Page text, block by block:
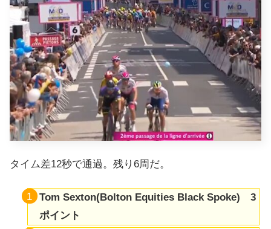
タイム差12秒で通過。残り6周だ。
Tom Sexton(Bolton Equities Black Spoke) 3
ポイント